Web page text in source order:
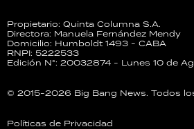
Propietario: Quinta Columna S.A.
Directora: Manuela Fernández Mendy
Domicilio: Humboldt 1493 - CABA
RNPI: 5222533
Edición N°: 20032874 - Lunes 10 de
© 2015-2026 Big Bang News. Todos
Políticas de Privacidad